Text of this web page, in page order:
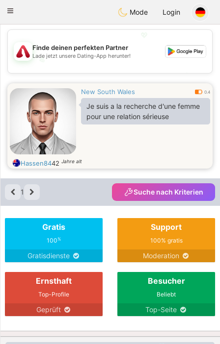
Österreich Chat
Toggle
Mode Login
💖
💕
Finde deinen perfekten Partner
Lade jetzt unsere Dating-App herunter!
New South Wales 0.4
Je suis a la recherche d'une femme
pour une relation sérieuse
Hassen8442 Jahre alt
1 Suche nach Kriterien
Gratis
100%
Gratisdienste
Support
100% gratis
Moderation
Ernsthaft
Top-Profile
Geprüft
Besucher
Beliebt
Top-Seite